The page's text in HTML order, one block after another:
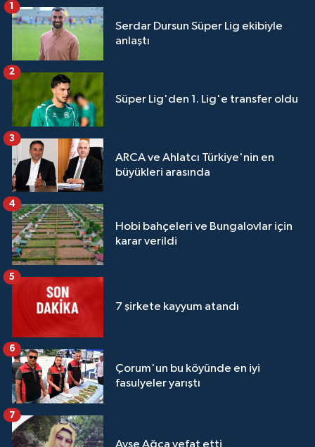
Serdar Dursun Süper Lig ekibiyle
anlaştı
1
Süper Lig'den 1. Lig'e transfer oldu
2
ARCA ve Ahlatcı Türkiye'nin en
büyükleri arasında
3
Hobi bahçeleri ve Bungalovlar için
karar verildi
4
7 şirkete kayyum atandı
5
Çorum'un bu köyünde en iyi
fasulyeler yarıştı
6
Ayşe Ağca vefat etti
7